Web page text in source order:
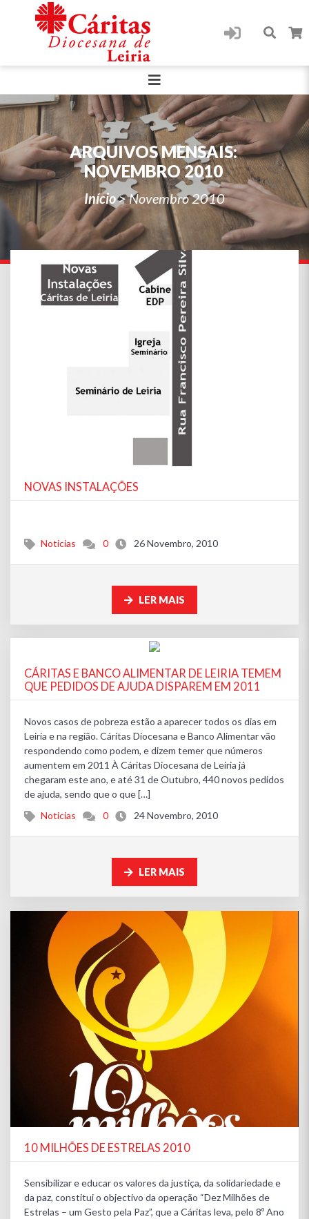
ARQUIVOS MENSAIS:
NOVEMBRO 2010
Início>Novembro 2010
NOVAS INSTALAÇÕES
Noticias 0 26 Novembro, 2010
LER MAIS
CÁRITAS E BANCO ALIMENTAR DE LEIRIA TEMEM
QUE PEDIDOS DE AJUDA DISPAREM EM 2011
Novos casos de pobreza estão a aparecer todos os dias em
Leiria e na região. Cáritas Diocesana e Banco Alimentar vão
respondendo como podem, e dizem temer que números
aumentem em 2011 À Cáritas Diocesana de Leiria já
chegaram este ano, e até 31 de Outubro, 440 novos pedidos
de ajuda, sendo que o que […]
Noticias
0 24 Novembro, 2010
LER MAIS
10 MILHÕES DE ESTRELAS 2010
Sensibilizar e educar os valores da justiça, da solidariedade e
da paz, constitui o objectivo da operação “Dez Milhões de
Estrelas – um Gesto pela Paz”, que a Cáritas leva, pelo 8º Ano